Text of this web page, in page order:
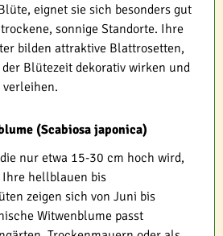
eignet sie sich besonders gut
sonnige Standorte. Ihre
bilden attraktive Blattrosetten,
Blütezeit dekorativ wirken und
(Scabiosa japonica)
nur etwa 15-30 cm hoch wird,
hellblauen bis
zeigen sich von Juni bis
Witwenblume passt